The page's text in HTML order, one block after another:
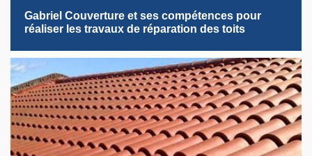
Gabriel Couverture et ses compétences pour
réaliser les travaux de réparation des toits